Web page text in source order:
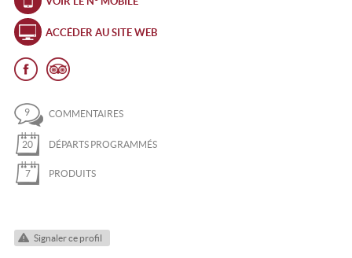
ACCÉDER AU SITE WEB
9 COMMENTAIRES
20 DÉPARTS PROGRAMMÉS
7 PRODUITS
Signaler ce profil